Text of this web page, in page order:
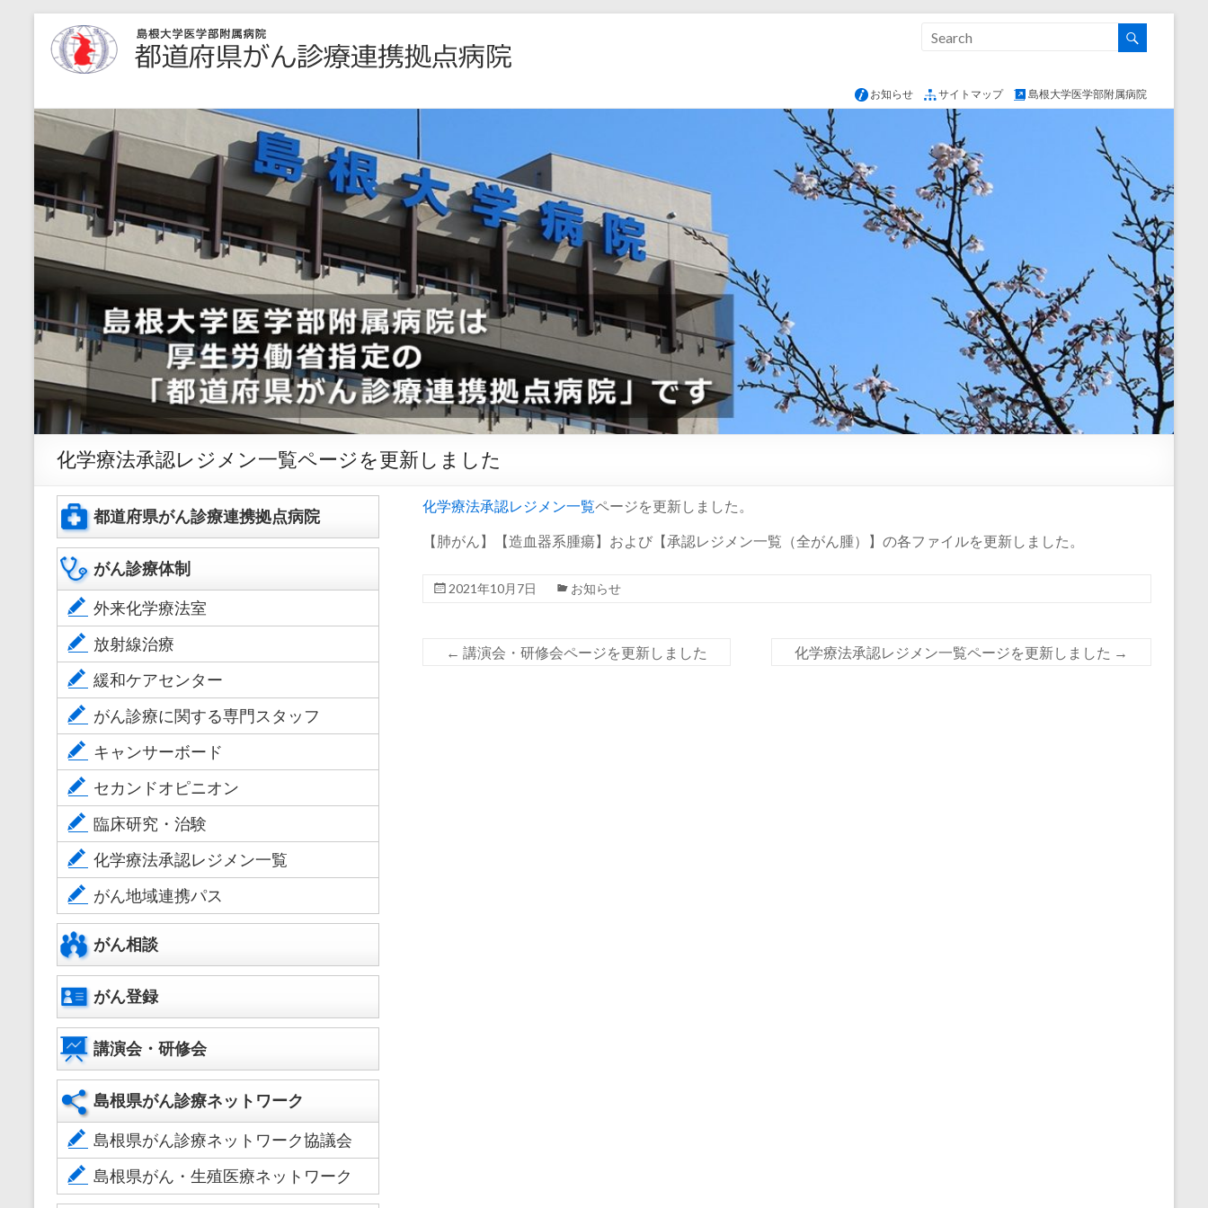
お知らせ サイトマップ 島根大学医学部附属病院
化学療法承認レジメン一覧ページを更新しました
化学療法承認レジメン一覧ページを更新しました。
【肺がん】【造血器系腫瘍】および【承認レジメン一覧（全がん腫）】の各ファイルを更新しました。
2021年10月7日 お知らせ
← 講演会・研修会ページを更新しました 化学療法承認レジメン一覧ページを更新しました →
都道府県がん診療連携拠点病院
がん診療体制
外来化学療法室
放射線治療
緩和ケアセンター
がん診療に関する専門スタッフ
キャンサーボード
セカンドオピニオン
臨床研究・治験
化学療法承認レジメン一覧
がん地域連携パス
がん相談
がん登録
講演会・研修会
島根県がん診療ネットワーク
島根県がん診療ネットワーク協議会
島根県がん・生殖医療ネットワーク